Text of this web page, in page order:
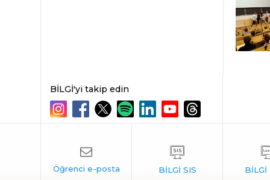
BİLGİ'yi takip edin